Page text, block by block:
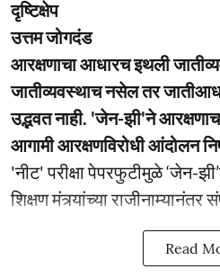
दृष्टिक्षेप
उत्तम जोगदंड
आरक्षणाचा आधारच इथली
जातीव्यवस्थाच नसेल तर
उद्भवत नाही. 'जेन-झी'ने
आगामी आरक्षणविरोधी आंदोलन
'नीट' परीक्षा पेपरफुटीमुळे
शिक्षण मंत्र्यांच्या
Read